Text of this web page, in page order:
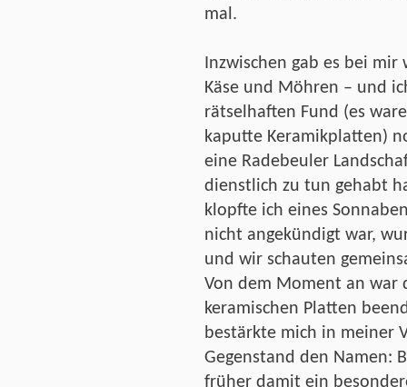
mal.
Inzwischen gab es bei
Käse und Möhren – und
rätselhaften Fund (es
kaputte Keramikplatten)
eine Radebeuler
dienstlich zu tun gehabt
klopfte ich eines
nicht angekündigt war,
und wir schauten
Von dem Moment an war
keramischen Platten
bestärkte mich in meiner
Gegenstand den Namen:
früher damit ein